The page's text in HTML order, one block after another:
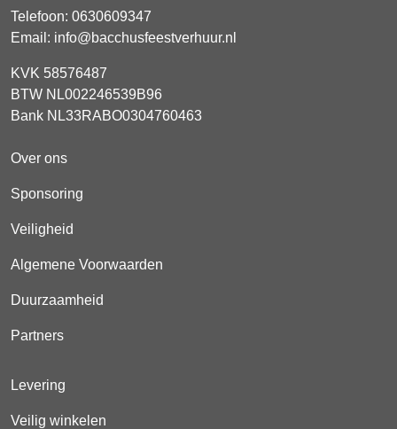
Telefoon: 0630609347
Email: info@bacchusfeestverhuur.nl
KVK 58576487
BTW NL002246539B96
Bank NL33RABO0304760463
Over ons
Sponsoring
Veiligheid
Algemene Voorwaarden
Duurzaamheid
Partners
Levering
Veilig winkelen